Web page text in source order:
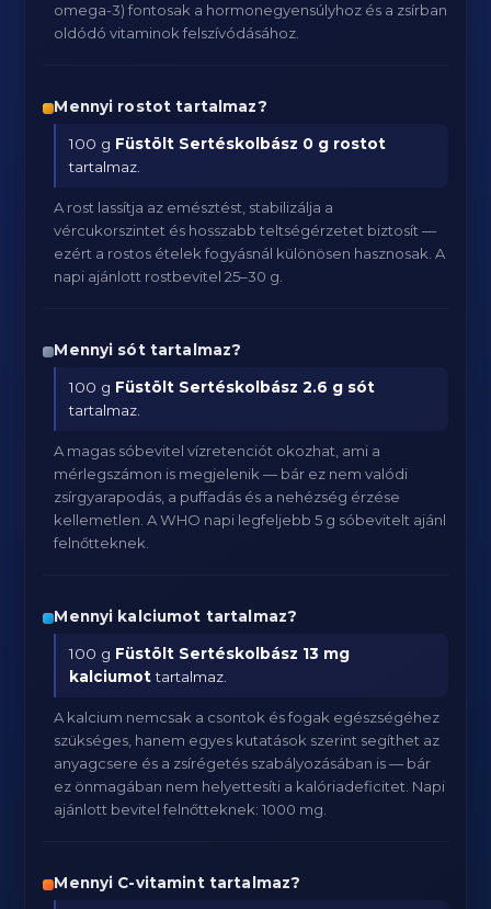
omega-3) fontosak a hormonegyensúlyhoz és a zsírban
oldódó vitaminok felszívódásához.
Mennyi rostot tartalmaz?
100 g Füstölt Sertéskolbász 0 g rostot
tartalmaz.
A rost lassítja az emésztést, stabilizálja a
vércukorszintet és hosszabb teltségérzetet biztosít —
ezért a rostos ételek fogyásnál különösen hasznosak. A
napi ajánlott rostbevitel 25–30 g.
Mennyi sót tartalmaz?
100 g Füstölt Sertéskolbász 2.6 g sót
tartalmaz.
A magas sóbevitel vízretenciót okozhat, ami a
mérlegszámon is megjelenik — bár ez nem valódi
zsírgyarapodás, a puffadás és a nehézség érzése
kellemetlen. A WHO napi legfeljebb 5 g sóbevitelt ajánl
felnőtteknek.
Mennyi kalciumot tartalmaz?
100 g Füstölt Sertéskolbász 13 mg
kalciumottartalmaz.
A kalcium nemcsak a csontok és fogak egészségéhez
szükséges, hanem egyes kutatások szerint segíthet az
anyagcsere és a zsírégetés szabályozásában is — bár
ez önmagában nem helyettesíti a kalóriadeficitet. Napi
ajánlott bevitel felnőtteknek: 1000 mg.
Mennyi C-vitamint tartalmaz?